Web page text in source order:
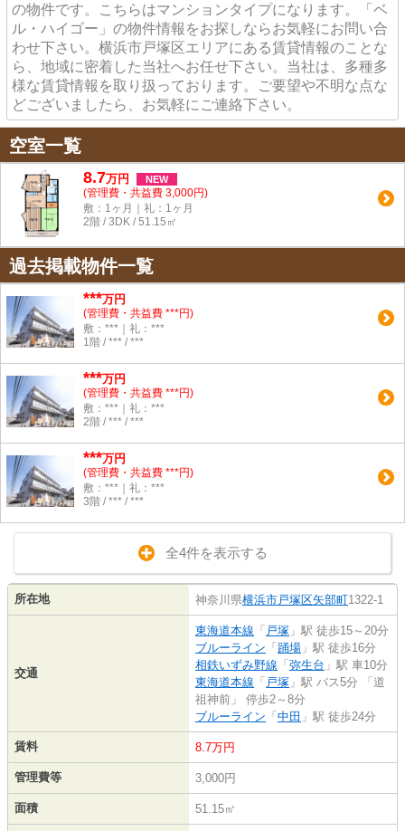
の物件です。こちらはマンションタイプになります。「ベ
ル・ハイゴー」の物件情報をお探しならお気軽にお問い合
わせ下さい。横浜市戸塚区エリアにある賃貸情報のことな
ら、地域に密着した当社へお任せ下さい。当社は、多種多
様な賃貸情報を取り扱っております。ご要望や不明な点な
どございましたら、お気軽にご連絡下さい。
空室一覧
8.7万円 NEW
(管理費・共益費 3,000円)
敷：1ヶ月｜礼：1ヶ月
2階 / 3DK / 51.15㎡
過去掲載物件一覧
***万円
(管理費・共益費 ***円)
敷：***｜礼：***
1階 / *** / ***
***万円
(管理費・共益費 ***円)
敷：***｜礼：***
2階 / *** / ***
***万円
(管理費・共益費 ***円)
敷：***｜礼：***
3階 / *** / ***
全4件を表示する
所在地 神奈川県横浜市戸塚区矢部町1322-1
交通
東海道本線 「 戸塚 」駅 徒歩15～20分
ブルーライン 「 踊場 」駅 徒歩16分
相鉄いずみ野線 「 弥生台 」駅 車10分
東海道本線 「 戸塚 」駅 バス5分 「道
祖神前」 停歩2～8分
ブルーライン 「 中田 」駅 徒歩24分
賃料 8.7万円
管理費等 3,000円
面積 51.15㎡